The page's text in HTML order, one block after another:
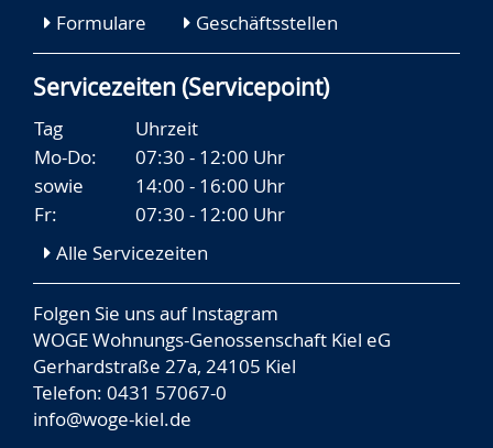
Formulare Geschäftsstellen
Servicezeiten (Servicepoint)
Tag
Uhrzeit
Mo-Do:
07:30 - 12:00 Uhr
sowie
14:00 - 16:00 Uhr
Fr:
07:30 - 12:00 Uhr
Alle Servicezeiten
Folgen Sie uns aufInstagram
WOGE Wohnungs-Genossenschaft Kiel eG
Gerhardstraße 27a, 24105 Kiel
Telefon: 0431 57067-0
info@woge-kiel.de